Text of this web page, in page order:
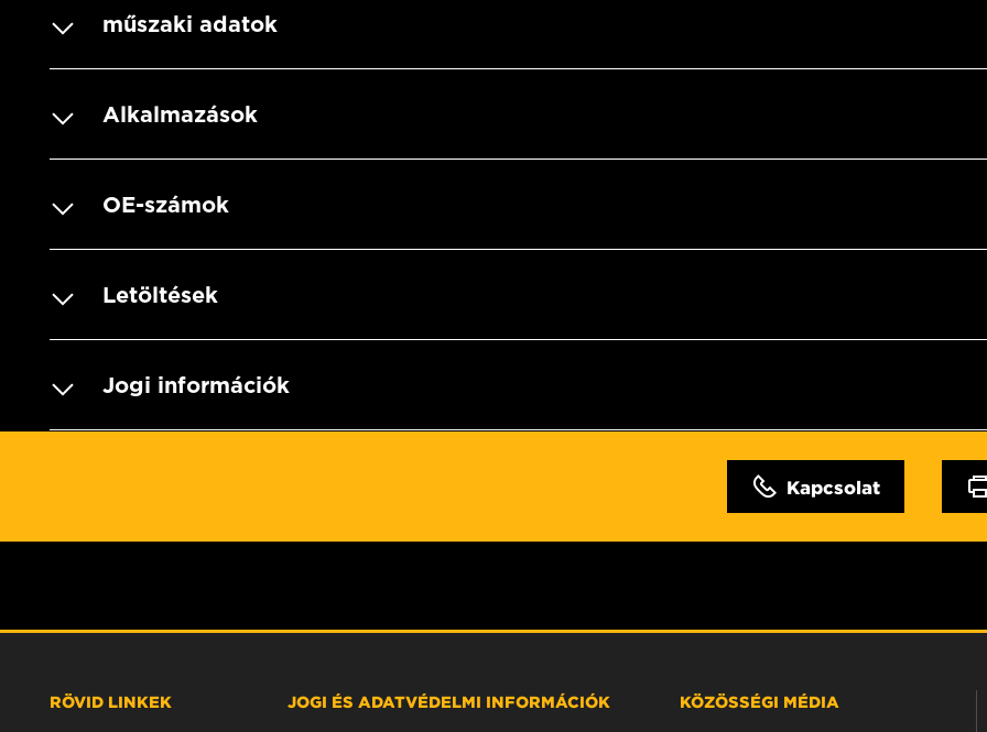
műszaki adatok
Alkalmazások
OE-számok
Letöltések
Jogi információk
Kapcsolat
RÖVID LINKEK JOGI ÉS ADATVÉDELMI INFORMÁCIÓK KÖZÖSSÉGI MÉDIA